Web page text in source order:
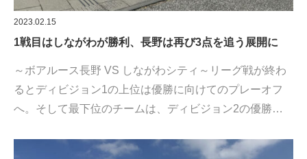
2023.02.15
1戦目はしながわが勝利、長野は再び3点を追う展開に
～ボアルース長野 VS しながわシティ～リーグ戦が終わ
るとディビジョン1の上位は優勝に向けてのプレーオフ
へ。そして最下位のチームは、ディビジョン2の優勝…